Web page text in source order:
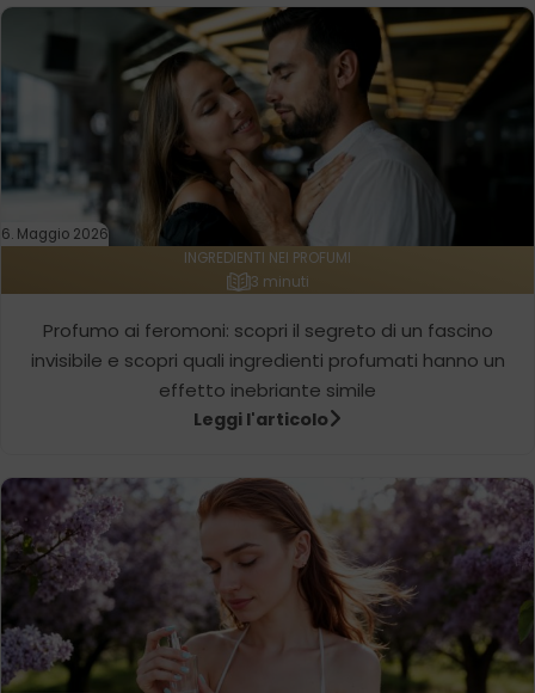
6. Maggio 2026
INGREDIENTI NEI PROFUMI
3 minuti
Profumo ai feromoni: scopri il segreto di un fascino
invisibile e scopri quali ingredienti profumati hanno un
effetto inebriante simile
Leggi l'articolo